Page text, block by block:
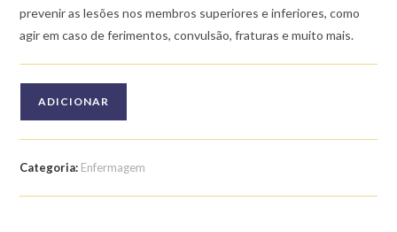
ão de
cliente
prevenir as lesões nos membros superiores e inferiores, como
agir em caso de ferimentos, convulsão, fraturas e muito mais.
Curso
ADICIONAR
Categoria: Enfermagem